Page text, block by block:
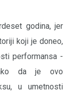
godina, jer
koji je doneo,
performansa -
da je ovo
u umetnosti